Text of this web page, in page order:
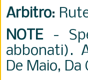
Arbitro:
NOTE -
abbonati).
De Maio,